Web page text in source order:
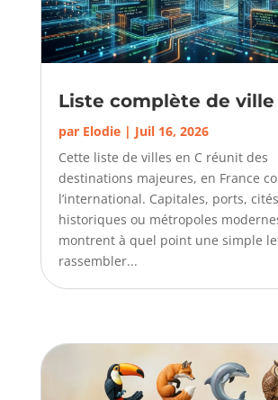
Liste complète de ville
par Elodie| Juil 16, 2026
Cette liste de villes en C réunit des
destinations majeures, en France
l’international. Capitales, ports, cités
historiques ou métropoles
montrent à quel point une simple
rassembler...